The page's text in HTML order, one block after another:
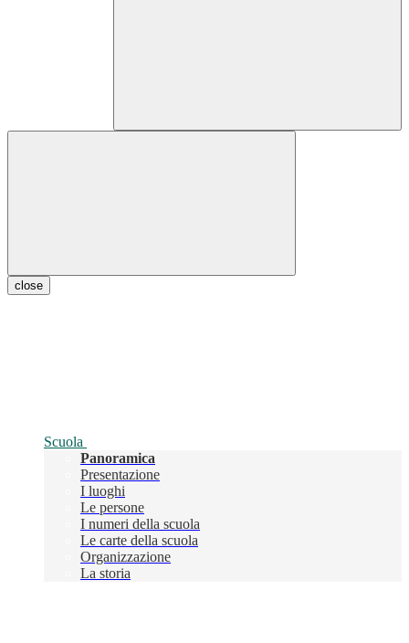
close
Scuola
Panoramica
Presentazione
I luoghi
Le persone
I numeri della scuola
Le carte della scuola
Organizzazione
La storia